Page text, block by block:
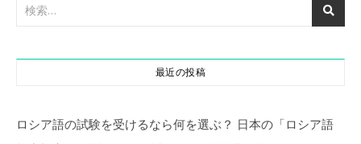
最近の投稿
ロシア語の試験を受けるなら何を選ぶ？ 日本の「ロシア語